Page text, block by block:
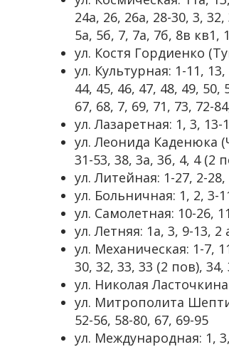
24а, 26, 26а, 28-30, 3,
5а, 5б, 7, 7а, 7б, 8в кв1,
ул. Костя Гордиенко
ул. Культурная: 1-11,
44, 45, 46, 47, 48, 49, 50,
67, 68, 7, 69, 71, 73, 72-
ул. Лазаретная: 1, 3, 13-
ул. Леонида Каденюка
31-53, 38, 3а, 3б, 4, 4 (2
ул. Литейная: 1-27, 2-28,
ул. Больничная: 1, 2, 3-
ул. Самолетная: 10-26,
ул. Летняя: 1а, 3, 9-13, 2
ул. Механическая: 1-7,
30, 32, 33, 33 (2 пов),
ул. Николая
ул. Митрополита
52-56, 58-80, 67, 69-95
ул. Международная: 1,